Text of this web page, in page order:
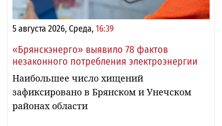
5 августа 2026, Среда, 16:39
«Брянскэнерго» выявило 78 фактов
незаконного потребления электроэнергии
Наибольшее число хищений
зафиксировано в Брянском и Унечском
районах области